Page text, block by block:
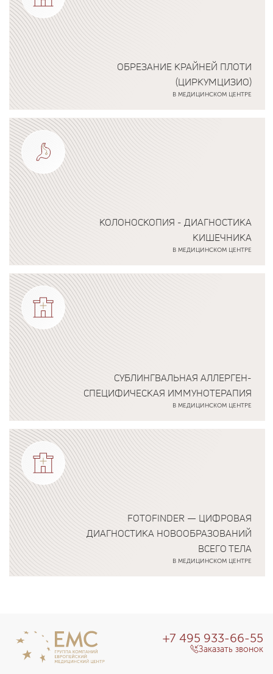
ОБРЕЗАНИЕ КРАЙНЕЙ ПЛОТИ
(ЦИРКУМЦИЗИО)
В МЕДИЦИНСКОМ ЦЕНТРЕ
Подробнее о программе
КОЛОНОСКОПИЯ - ДИАГНОСТИКА
КИШЕЧНИКА
В МЕДИЦИНСКОМ ЦЕНТРЕ
Подробнее о программе
СУБЛИНГВАЛЬНАЯ АЛЛЕРГЕН-
СПЕЦИФИЧЕСКАЯ ИММУНОТЕРАПИЯ
В МЕДИЦИНСКОМ ЦЕНТРЕ
Подробнее о программе
FOTOFINDER — ЦИФРОВАЯ
ДИАГНОСТИКА НОВООБРАЗОВАНИЙ
ВСЕГО ТЕЛА
В МЕДИЦИНСКОМ ЦЕНТРЕ
+7 495 933-66-55
Заказать звонок